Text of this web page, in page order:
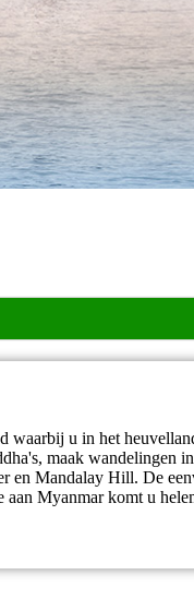
waarbij u in het
maak wandelingen
en Mandalay Hill. De
Myanmar komt u